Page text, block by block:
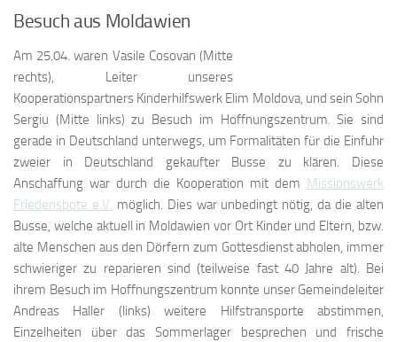
Besuch aus Moldawien
Am 25.04. waren Vasile Cosovan (Mitte
rechts), Leiter unseres
Kooperationspartners Kinderhilfswerk Elim Moldova, und sein Sohn
Sergiu (Mitte links) zu Besuch im Hoffnungszentrum. Sie sind
gerade in Deutschland unterwegs, um Formalitäten für die Einfuhr
zweier in Deutschland gekaufter Busse zu klären. Diese
Anschaffung war durch die Kooperation mit dem Missionswerk
Friedensbote e.V. möglich. Dies war unbedingt nötig, da die alten
Busse, welche aktuell in Moldawien vor Ort Kinder und Eltern, bzw.
alte Menschen aus den Dörfern zum Gottesdienst abholen, immer
schwieriger zu reparieren sind (teilweise fast 40 Jahre alt). Bei
ihrem Besuch im Hoffnungszentrum konnte unser Gemeindeleiter
Andreas Haller (links) weitere Hilfstransporte abstimmen,
Einzelheiten über das Sommerlager besprechen und frische